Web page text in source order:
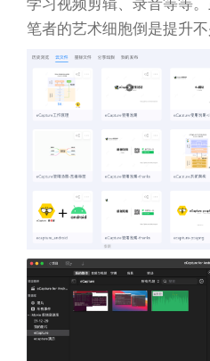
笔者的艺术细胞倒是提升不